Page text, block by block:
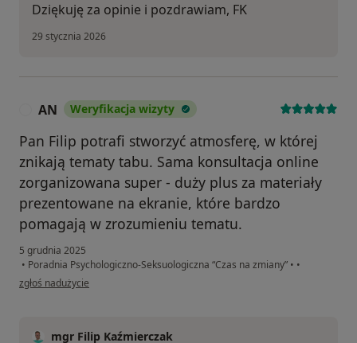
Dziękuję za opinie i pozdrawiam, FK
29 stycznia 2026
AN Weryfikacja wizyty
Pan Filip potrafi stworzyć atmosferę, w której
znikają tematy tabu. Sama konsultacja online
zorganizowana super - duży plus za materiały
prezentowane na ekranie, które bardzo
pomagają w zrozumieniu tematu.
5 grudnia 2025
• Poradnia Psychologiczno-Seksuologiczna “Czas na zmiany” • •
w opinii użytkownika AN
zgłoś nadużycie
mgr Filip Kaźmierczak